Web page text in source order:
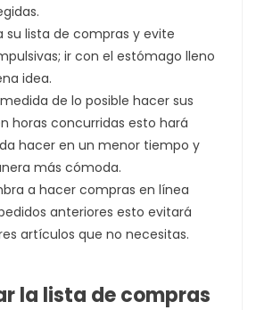
su lista de compras y evite
ir con el estómago lleno
idea.
de lo posible hacer sus
horas concurridas esto hará
hacer en un menor tiempo y
más cómoda.
a hacer compras en línea
anteriores esto evitará
artículos que no necesitas.
la lista de compras